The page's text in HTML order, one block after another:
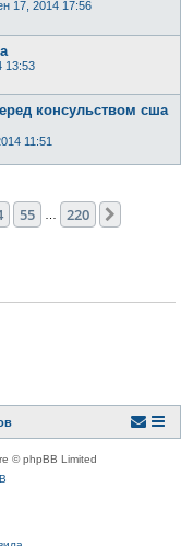
17, 2014 17:56
13:53
консульством сша
11:51
55 220
© phpBB Limited